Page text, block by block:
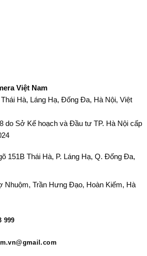
Việt Nam
Hà, Láng Hạ, Đống Đa, Hà Nội, Việt
do Sở Kế hoạch và Đầu tư TP. Hà Nội cấp
151B Thái Hà, P. Láng Hạ, Q. Đống Đa,
Nhuộm, Trần Hưng Đạo, Hoàn Kiếm, Hà
999